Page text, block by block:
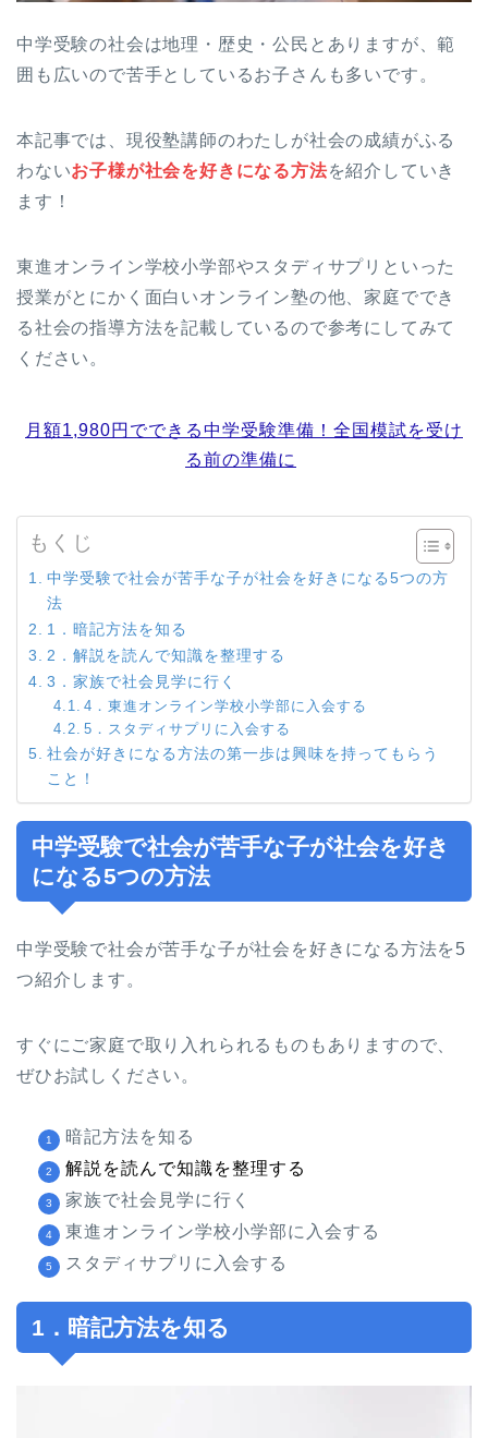
中学受験の社会は地理・歴史・公民とありますが、範
囲も広いので苦手としているお子さんも多いです。
本記事では、現役塾講師のわたしが社会の成績がふる
わないお子様が社会を好きになる方法を紹介していき
ます！
東進オンライン学校小学部やスタディサプリといった
授業がとにかく面白いオンライン塾の他、家庭ででき
る社会の指導方法を記載しているので参考にしてみて
ください。
月額1,980円でできる中学受験準備！全国模試を受け
る前の準備に
もくじ
中学受験で社会が苦手な子が社会を好きになる5つの方
法
1．暗記方法を知る
2．解説を読んで知識を整理する
3．家族で社会見学に行く
4．東進オンライン学校小学部に入会する
5．スタディサプリに入会する
社会が好きになる方法の第一歩は興味を持ってもらう
こと！
中学受験で社会が苦手な子が社会を好き
になる5つの方法
中学受験で社会が苦手な子が社会を好きになる方法を5
つ紹介します。
すぐにご家庭で取り入れられるものもありますので、
ぜひお試しください。
暗記方法を知る
解説を読んで知識を整理する
家族で社会見学に行く
東進オンライン学校小学部に入会する
スタディサプリに入会する
1．暗記方法を知る